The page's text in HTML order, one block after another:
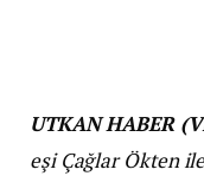
UTKAN HABER
eşi Çağlar Ökten